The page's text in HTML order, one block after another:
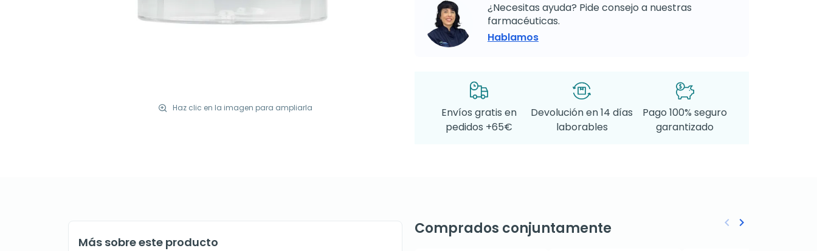
Haz clic en la imagen para ampliarla
¿Necesitas ayuda? Pide consejo a nuestras
farmacéuticas.
Hablamos
Envíos gratis en
pedidos +65€
Devolución en 14 días
laborables
Pago 100% seguro
garantizado
Más sobre este producto
Comprados conjuntamente Anterior
keyboard_arrow_left Siguiente
keyboard_arrow_right